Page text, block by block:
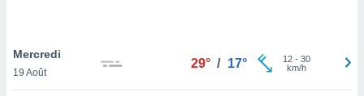
notre
Mercredi
19 Août
29° / 17° 12- 30
km/h